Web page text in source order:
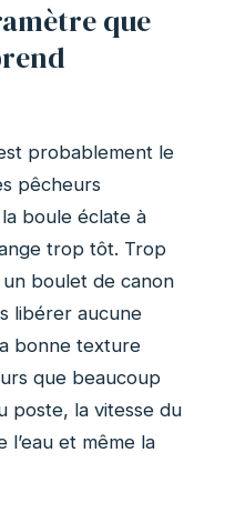
que
probablement le
pêcheurs
boule éclate à
trop tôt. Trop
boulet de canon
libérer aucune
bonne texture
que beaucoup
poste, la vitesse du
et même la